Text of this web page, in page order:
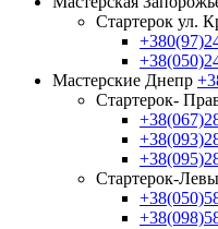
Стартерок ул.
Мастерские Днепр
Стартерок-
Стартерок-